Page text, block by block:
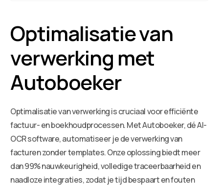
Optimalisatie van
verwerking met
Autoboeker
Optimalisatie van verwerking is cruciaal voor efficiënte
factuur- en boekhoudprocessen. Met Autoboeker, dé AI-
OCR software, automatiseer je de verwerking van
facturen zonder templates. Onze oplossing biedt meer
dan 99% nauwkeurigheid, volledige traceerbaarheid en
naadloze integraties, zodat je tijd bespaart en fouten